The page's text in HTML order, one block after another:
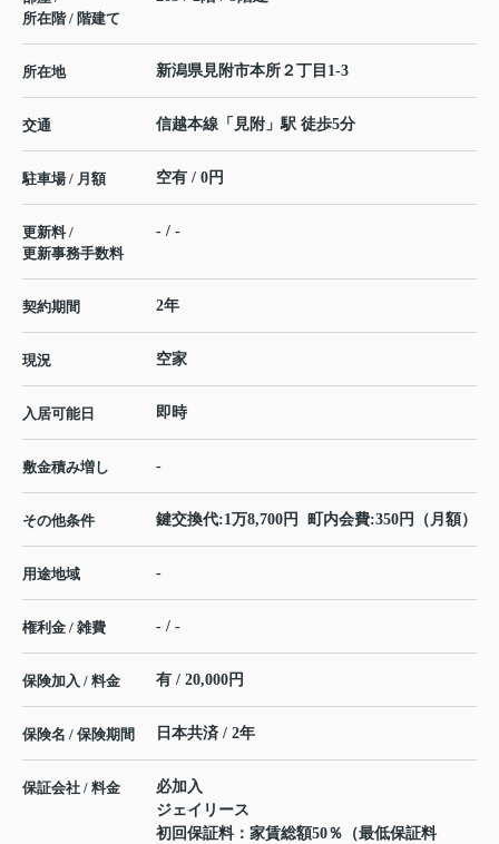
所在階 / 階建て
所在地 新潟県見附市本所 ２丁目1-3
交通 信越本線 「 見附 」駅 徒歩5分
駐車場 / 月額 空有 / 0円
更新料 /
更新事務手数料
- / -
契約期間 2年
現況 空家
入居可能日 即時
敷金積み増し -
その他条件 鍵交換代:1万8,700円 町内会費:350円（月額）
用途地域 -
権利金 / 雑費 - / -
保険加入 / 料金 有 / 20,000円
保険名 / 保険期間 日本共済 / 2年
保証会社 / 料金
必加入
ジェイリース
初回保証料：家賃総額50％（最低保証料